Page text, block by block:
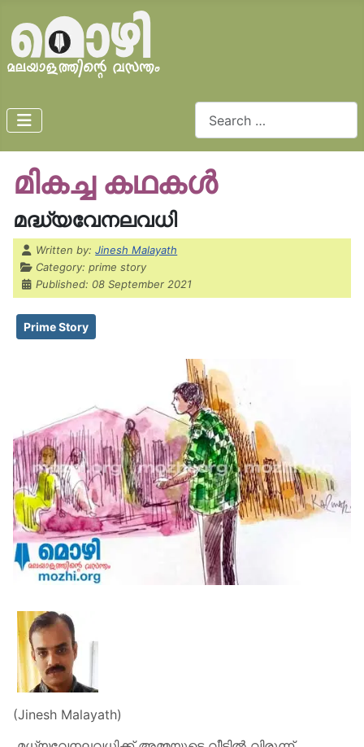
മികച്ച കഥകൾ
മദ്ധ്യവേനലവധി
Details
Written by:Jinesh Malayath
Category:prime story
Published: 08 September 2021
Prime Story
(Jinesh Malayath)